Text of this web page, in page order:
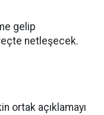
gelip
netleşecek.
ortak açıklamayı